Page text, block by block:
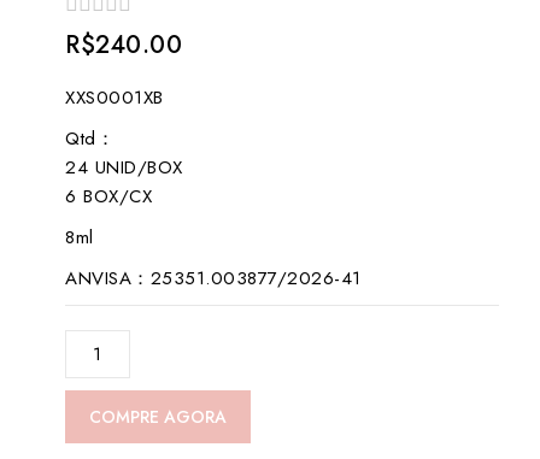
0
out
5
R$240.00
XXS0001XB
Qtd：
24 UNID/BOX
6 BOX/CX
8ml
ANVISA：25351.003877/2026-41
XXS0001XB-
Saudade
COMPRE AGORA